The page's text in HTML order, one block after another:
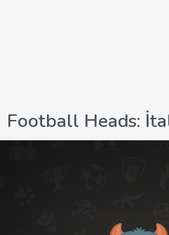
Football Heads: